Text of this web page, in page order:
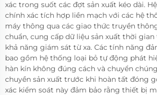
xác trong suốt các đợt sản xuất kéo dài.
chính xác tích hợp liền mạch với các hệ
máy thông qua các giao thức truyền
chuẩn, cung cấp dữ liệu sản xuất thời
khả năng giám sát từ xa. Các tính năng
bao gồm hệ thống loại bỏ tự động phát
hàn kín không đúng cách và chuyển
chuyền sản xuất trước khi hoàn tất đóng
xác kiểm soát này đảm bảo rằng thiết bị